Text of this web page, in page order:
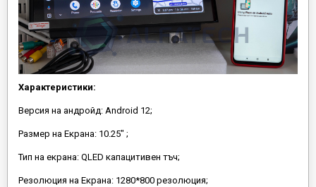
Характеристики:
Версия на андройд: Android 12;
Размер на Екрана: 10.25" ;
Тип на екрана: QLED капацитивен тъч;
Резолюция на Екрана: 1280*800 резолюция;